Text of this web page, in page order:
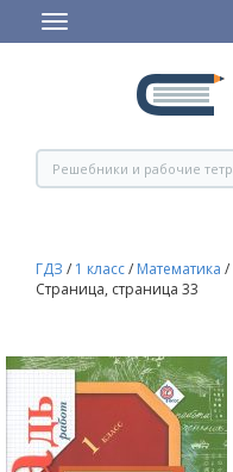
ГДЗ / 1 класс/ Математика /
Страница, страница 33